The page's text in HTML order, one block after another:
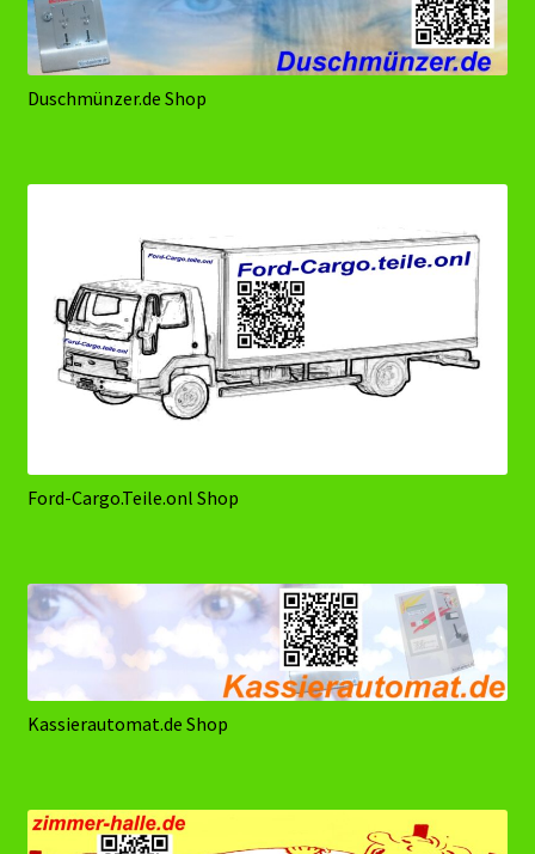
Duschmünzer.de Shop
Ford-Cargo.Teile.onl Shop
Kassierautomat.de Shop